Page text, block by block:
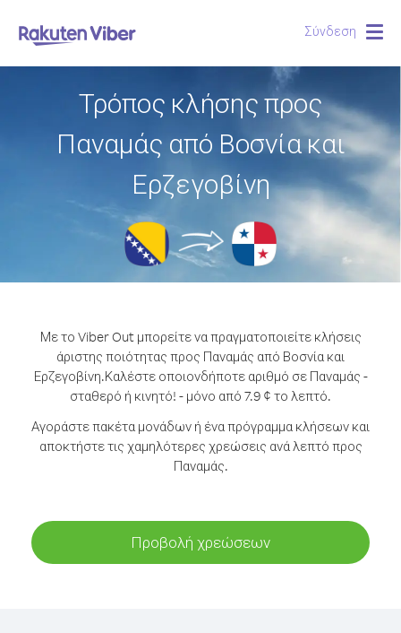
Σύνδεση
Τρόπος κλήσης προς
Παναμάς από Βοσνία και
Ερζεγοβίνη
Με το Viber Out μπορείτε να πραγματοποιείτε κλήσεις
άριστης ποιότητας προς Παναμάς από Βοσνία και
Ερζεγοβίνη.Καλέστε οποιονδήποτε αριθμό σε Παναμάς -
σταθερό ή κινητό! - μόνο από 7.9 ¢ το λεπτό.
Αγοράστε πακέτα μονάδων ή ένα πρόγραμμα κλήσεων και
αποκτήστε τις χαμηλότερες χρεώσεις ανά λεπτό προς
Παναμάς.
Προβολή χρεώσεων